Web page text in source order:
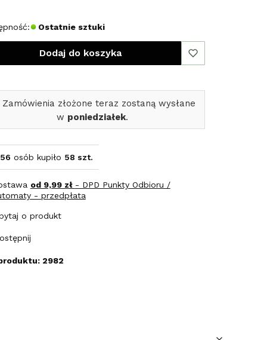
Ostatnie sztuki
Dodaj do koszyka
złożone teraz zostaną wysłane
w poniedziałek.
56 osób kupiło 58 szt.
od 9,99 zł - DPD Punkty Odbioru /
- przedpłata
o produkt
2982